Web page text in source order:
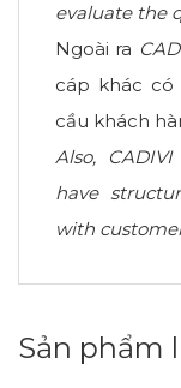
evaluate the
Ngoài ra
cáp khác có
cầu khách
Also,
have
with
Sản phẩm